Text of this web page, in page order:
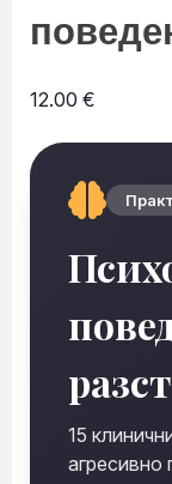
12.00 €
15
агресивно